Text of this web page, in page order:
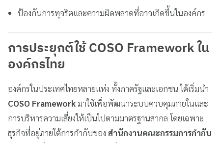
ป้องกันการทุจริตและความผิดพลาดที่อาจเกิดขึ้นในองค์กร
การประยุกต์ใช้ COSO Framework ใน
องค์กรไทย
องค์กรในประเทศไทยหลายแห่ง ทั้งภาครัฐและเอกชน ได้เริ่มนำ
COSO Frameworkมาใช้เพื่อพัฒนาระบบควบคุมภายในและ
การบริหารความเสี่ยงให้เป็นไปตามมาตรฐานสากล โดยเฉพาะ
ธุรกิจที่อยู่ภายใต้การกำกับของ สำนักงานคณะกรรมการกำกับ